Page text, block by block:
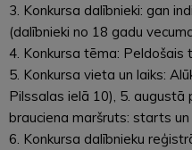
3. Konkursa dalībnieki: gan
(dalībnieki no 18 gadu
4. Konkursa tēma: Peldošais
5. Konkursa vieta un laiks:
Pilssalas ielā 10), 5. augustā
brauciena maršruts: starts un
6. Konkursa dalībnieku